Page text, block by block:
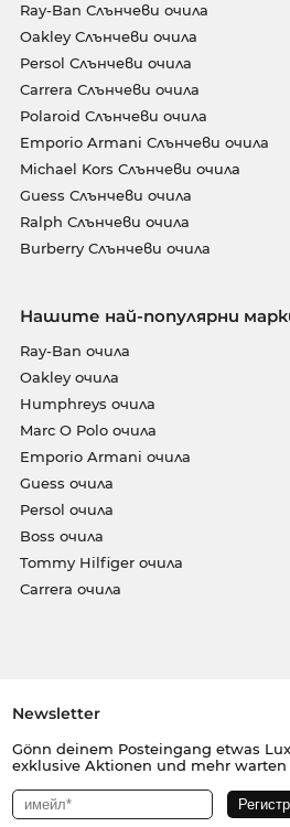
Ray-Ban Слънчеви очила
Oakley Слънчеви очила
Persol Слънчеви очила
Carrera Слънчеви очила
Polaroid Слънчеви очила
Emporio Armani Слънчеви очила
Michael Kors Слънчеви очила
Guess Слънчеви очила
Ralph Слънчеви очила
Burberry Слънчеви очила
Нашите най-популярни
Ray-Ban очила
Oakley очила
Humphreys очила
Marc O Polo очила
Emporio Armani очила
Guess очила
Persol очила
Boss очила
Tommy Hilfiger очила
Carrera очила
Newsletter
Gönn deinem Posteingang etwas
exklusive Aktionen und mehr warten